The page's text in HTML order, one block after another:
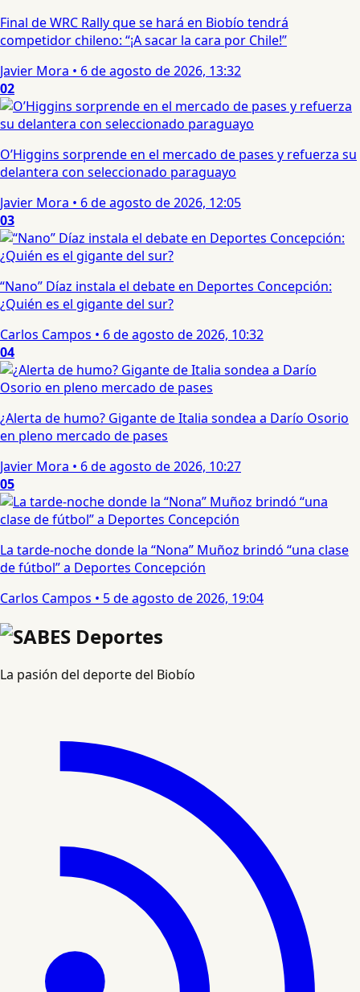
Final de WRC Rally que se hará en Biobío tendrá
competidor chileno: “¡A sacar la cara por Chile!”
Javier Mora • 6 de agosto de 2026, 13:32
02
O’Higgins sorprende en el mercado de pases y refuerza su
delantera con seleccionado paraguayo
Javier Mora • 6 de agosto de 2026, 12:05
03
“Nano” Díaz instala el debate en Deportes Concepción:
¿Quién es el gigante del sur?
Carlos Campos • 6 de agosto de 2026, 10:32
04
¿Alerta de humo? Gigante de Italia sondea a Darío Osorio
en pleno mercado de pases
Javier Mora • 6 de agosto de 2026, 10:27
05
La tarde-noche donde la “Nona” Muñoz brindó “una clase
de fútbol” a Deportes Concepción
Carlos Campos • 5 de agosto de 2026, 19:04
La pasión del deporte del Biobío